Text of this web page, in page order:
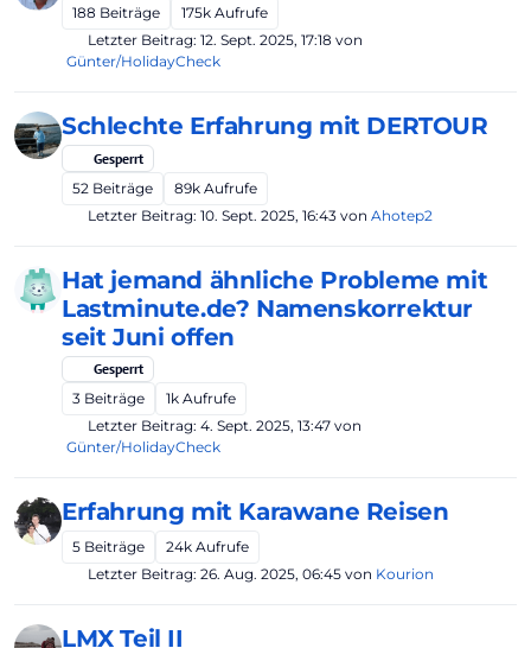
188 Beiträge 175k Aufrufe
Letzter Beitrag: 12. Sept. 2025, 17:18 von
Günter/HolidayCheck
Schlechte Erfahrung mit DERTOUR
Gesperrt
52 Beiträge 89k Aufrufe
Letzter Beitrag: 10. Sept. 2025, 16:43 von Ahotep2
Hat jemand ähnliche Probleme mit
Lastminute.de? Namenskorrektur
seit Juni offen
Gesperrt
3 Beiträge 1k Aufrufe
Letzter Beitrag: 4. Sept. 2025, 13:47 von
Günter/HolidayCheck
Erfahrung mit Karawane Reisen
5 Beiträge 24k Aufrufe
Letzter Beitrag: 26. Aug. 2025, 06:45 von Kourion
LMX Teil II